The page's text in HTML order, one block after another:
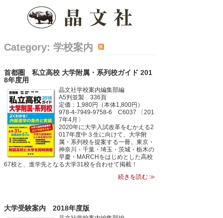
Category: 学校案内
首都圏 私立高校 大学附属・系列校ガイド 201
8年度用
晶文社学校案内編集部編
A5判並製 336頁
定価：1,980円（本体1,800円）
978-4-7949-9758-6 C6037 〔201
7年4月〕
2020年に大学入試改革をむかえる2
017年度中３生に向けて、大学附
属・系列校を提案する一冊。東京・
神奈川・千葉・埼玉・茨城・栃木の
早慶・MARCHをはじめとした高校
67校と、進学先となる大学31校を合わせて掲載！
続きを読む ≫
大学受験案内 2018年度版